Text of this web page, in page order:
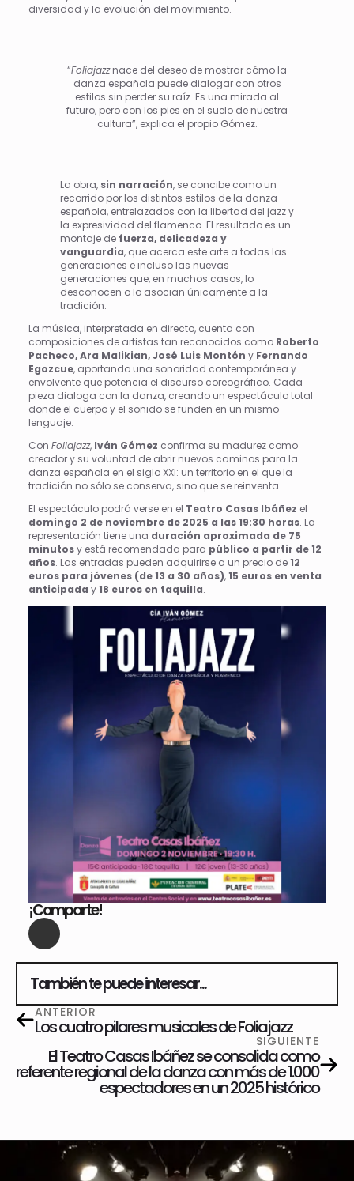
diversidad y la evolución del movimiento.
“Foliajazznace del deseo de mostrar cómo la
danza española puede dialogar con otros
estilos sin perder su raíz. Es una mirada al
futuro, pero con los pies en el suelo de nuestra
cultura”, explica el propio Gómez.
La obra, sin narración, se concibe como un
recorrido por los distintos estilos de la danza
española, entrelazados con la libertad del jazz y
la expresividad del flamenco. El resultado es un
montaje de fuerza, delicadeza y
vanguardia, que acerca este arte a todas las
generaciones e incluso las nuevas
generaciones que, en muchos casos, lo
desconocen o lo asocian únicamente a la
tradición.
La música, interpretada en directo, cuenta con
composiciones de artistas tan reconocidos como Roberto
Pacheco, Ara Malikian, José Luis Montón y Fernando
Egozcue, aportando una sonoridad contemporánea y
envolvente que potencia el discurso coreográfico. Cada
pieza dialoga con la danza, creando un espectáculo total
donde el cuerpo y el sonido se funden en un mismo
lenguaje.
Con Foliajazz, Iván Gómez confirma su madurez como
creador y su voluntad de abrir nuevos caminos para la
danza española en el siglo XXI: un territorio en el que la
tradición no sólo se conserva, sino que se reinventa.
El espectáculo podrá verse en el Teatro Casas Ibáñez el
domingo 2 de noviembre de 2025 a las 19:30 horas. La
representación tiene una duración aproximada de 75
minutosy está recomendada para público a partir de 12
años. Las entradas pueden adquirirse a un precio de12
euros para jóvenes (de 13 a 30 años),15 euros en venta
anticipada y18 euros en taquilla.
¡Comparte!
También te puede interesar...
ANTERIOR
Los cuatro pilares musicales de Foliajazz
SIGUIENTE
El Teatro Casas Ibáñez se consolida como
referente regional de la danza con más de 1.000
espectadores en un 2025 histórico